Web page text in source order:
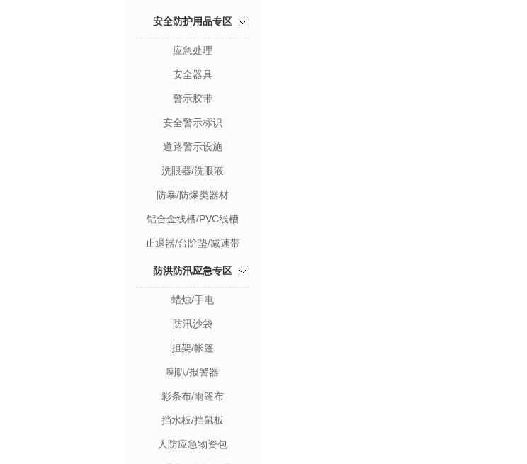
安全防护用品专区
应急处理
安全器具
警示胶带
安全警示标识
道路警示设施
洗眼器/洗眼液
防暴/防爆类器材
铝合金线槽/PVC线槽
止退器/台阶垫/减速带
防洪防汛应急专区
蜡烛/手电
防汛沙袋
担架/帐篷
喇叭/报警器
彩条布/雨篷布
挡水板/挡鼠板
人防应急物资包